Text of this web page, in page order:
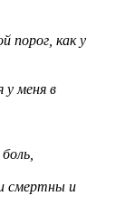
порог, как у
у меня в
смертны и